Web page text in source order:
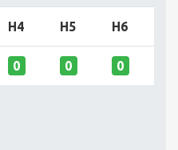
H4 H5 H6
0 0 0